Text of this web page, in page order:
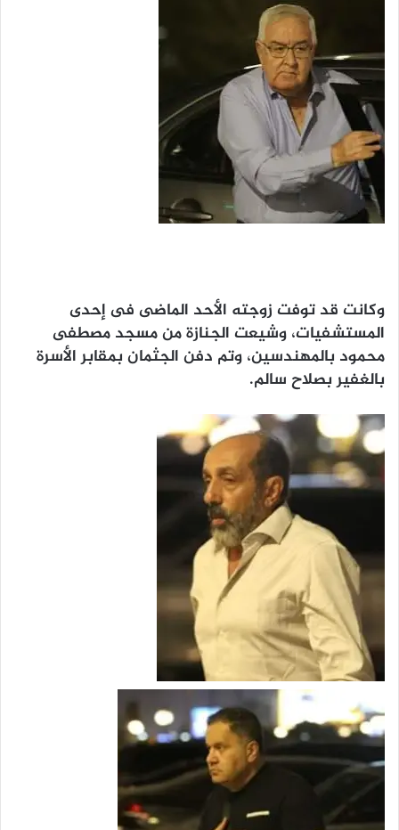
وكانت قد توفت زوجته الأحد الماضى فى إحدى
المستشفيات، وشيعت الجنازة من مسجد مصطفى
محمود بالمهندسين، وتم دفن الجثمان بمقابر الأسرة
بالغفير بصلاح سالم.